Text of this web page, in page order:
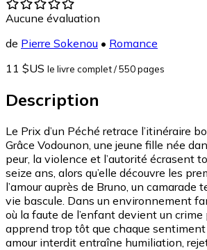
Aucune évaluation
de Pierre Sokenou • Romance
11 $US le livre complet/ 550 pages
Description
Le Prix d’un Péché retrace l’itinéraire
Grâce Vodounon, une jeune fille née
peur, la violence et l’autorité écrasent
seize ans, alors qu’elle découvre les
l’amour auprès de Bruno, un camarade
vie bascule. Dans un environnement
où la faute de l’enfant devient un crime
apprend trop tôt que chaque sentiment
amour interdit entraîne humiliation,